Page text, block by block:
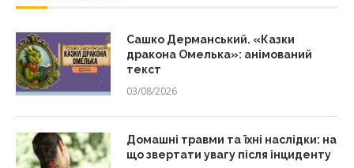
Сашко Дерманський. «Казки
дракона Омелька»: анімований
текст
03/08/2026
Домашні травми та їхні наслідки: на
що звертати увагу після інциденту